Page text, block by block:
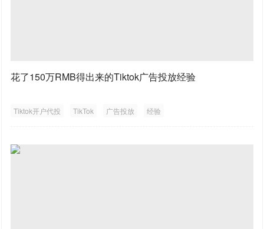
花了150万RMB得出来的Tiktok广告投放经验
Tiktok开户代投 TikTok 广告投放 经验